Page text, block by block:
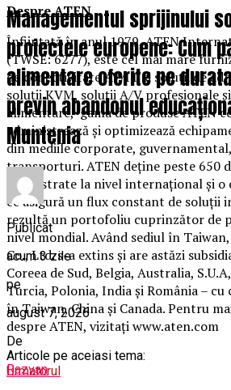
Despre ATEN
Înființată în anul 1979, ATEN
(TWSE: 6277), este cel mai mare
de conectivitate AV/IT și soluții de
soluții KVM, soluții A/V profesionale
alimentare, gama de produse ATEN
administrează și optimizează
din mediile corporate,
transporturi. ATEN deține peste 650
înregistrate la nivel internațional și o
ce asigură un flux constant de soluții
rezultă un portofoliu cuprinzător de
nivel mondial. Având sediul în
Co., Ltd. s-a extins și are astăzi
Coreea de Sud, Belgia, Australia,
Turcia, Polonia, India și România –
în Taiwan, China și Canada. Pentru
despre ATEN, vizitați www.aten.com
Articole pe aceiasi tema:
Urmatorul
Managementul sprijinului
proiectele europene: Cum
alimentare oferite pe
previn abandonul
Muntenia
Publicat
acum 3 zile
pe
august 7, 2026
De
Razvan